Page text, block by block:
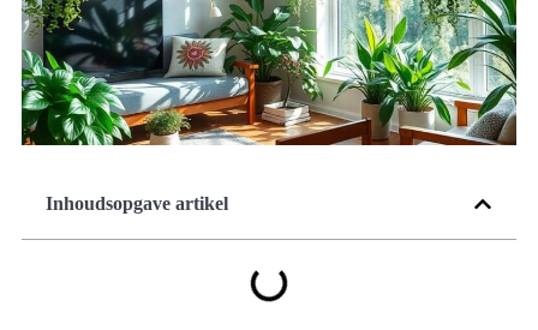
Inhoudsopgave artikel